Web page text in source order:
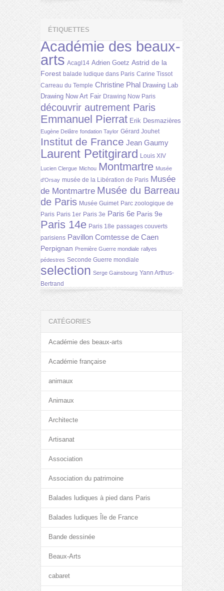
ÉTIQUETTES
Académie des beaux-
arts Acagl14 Adrien Goetz Astrid de la
Forest balade ludique dans Paris Carine Tissot
Carreau du Temple Christine Phal Drawing Lab
Drawing Now Art Fair Drawing Now Paris
découvrir autrement Paris
Emmanuel Pierrat Erik Desmazières
Eugène Delâtre fondation Taylor Gérard Jouhet
Institut de France Jean Gaumy
Laurent Petitgirard Louis XIV
Lucien Clergue Michou Montmartre Musée
d'Orsay musée de la Libération de Paris Musée
de Montmartre Musée du Barreau
de Paris Musée Guimet Parc zoologique de
Paris Paris 1er Paris 3e Paris 6e Paris 9e
Paris 14e Paris 18e passages couverts
parisiens Pavillon Comtesse de Caen
Perpignan Première Guerre mondiale rallyes
pédestres Seconde Guerre mondiale
selection Serge Gainsbourg Yann Arthus-
Bertrand
CATÉGORIES
Académie des beaux-arts
Académie française
animaux
Animaux
Architecte
Artisanat
Association
Association du patrimoine
Balades ludiques à pied dans Paris
Balades ludiques Île de France
Bande dessinée
Beaux-Arts
cabaret